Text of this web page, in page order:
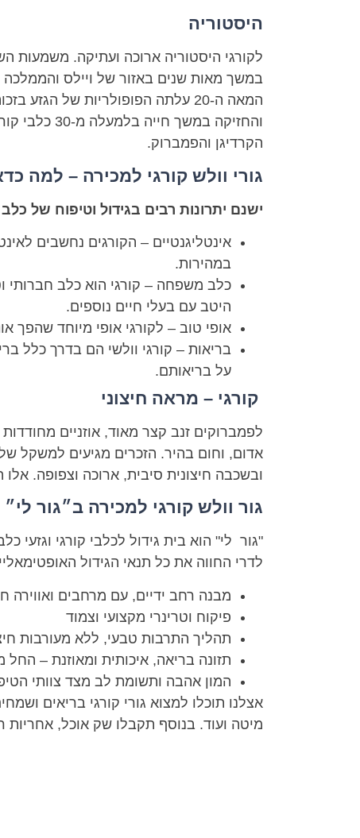
היסטוריה
לקורגי היסטוריה ארוכה ועתיקה. משמעות
במשך מאות שנים באזור של ויילס והממלכה
המאה ה-20 עלתה הפופולריות של
הקרדיגן והפמברוק.
גורי וולש קורגי למכירה – למה
ישנם יתרונות רבים בגידול וטיפוח של כלב
אינטליגנטיים – הקורגים נחשבים
במהירות.
כלב משפחה – קורגי הוא כלב חברותי
היטב עם בעלי חיים נוספים.
אופי טוב – לקורגי אופי מיוחד שהפך
על בריאותם.
קורגי – מראה חיצוני
לפמברוקים זנב קצר מאוד, אוזניים
ובשכבה חיצונית סיבית, ארוכה וצפופה.
גור וולש קורגי למכירה ב״גור לי״
"גור לי" הוא בית גידול לכלבי קורגי
לדרי החווה את כל תנאי הגידול
מבנה רחב ידיים, עם מרחבים ואווירה
פיקוח וטרינרי מקצועי וצמוד
תהליך התרבות טבעי, ללא מעורבות
תזונה בריאה, איכותית ומאוזנת – החל
המון אהבה ותשומת לב מצד צוותי
אצלנו תוכלו למצוא גורי קורגי בריאים
מיטה ועוד. בנוסף תקבלו שק אוכל, אחריות